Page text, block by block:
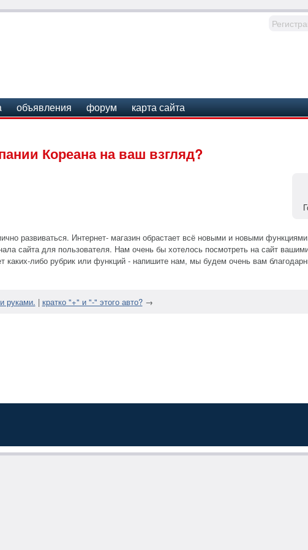
объявления форум карта сайта
Кореана на ваш взгляд?
развиваться. Интернет- магазин обрастает всё новыми и новыми
сайта для пользователя. Нам очень бы хотелось посмотреть на сайт
каких-либо рубрик или функций - напишите нам, мы будем очень вам
руками. | кратко "+" и "-" этого авто?→